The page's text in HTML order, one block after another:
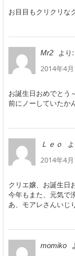
お目目もクリクリな
Mr2
より:
2014年4
お誕生日おめでとう
前にノーしていたか
Ｌｅｏ
2014年4
クリエ嬢、お誕生日
今年もまた、元気で
あ、モアレさんいじ
momiko